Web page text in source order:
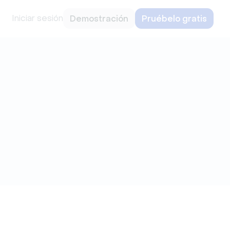
Iniciar sesión Demostración Pruébelo gratis